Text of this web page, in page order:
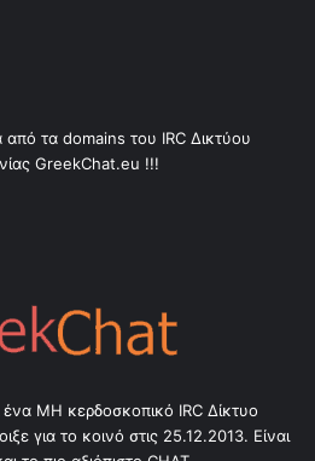
από τα domains του IRC Δικτύου
GreekChat.eu !!!
ΜΗ κερδοσκοπικό IRC Δίκτυο
για το κοινό στις 25.12.2013. Είναι